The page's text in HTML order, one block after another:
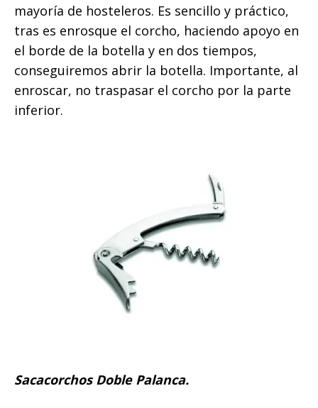
mayoría de hosteleros. Es sencillo y práctico,
tras es enrosque el corcho, haciendo apoyo en
el borde de la botella y en dos tiempos,
conseguiremos abrir la botella. Importante, al
enroscar, no traspasar el corcho por la parte
inferior.
Sacacorchos Doble Palanca.